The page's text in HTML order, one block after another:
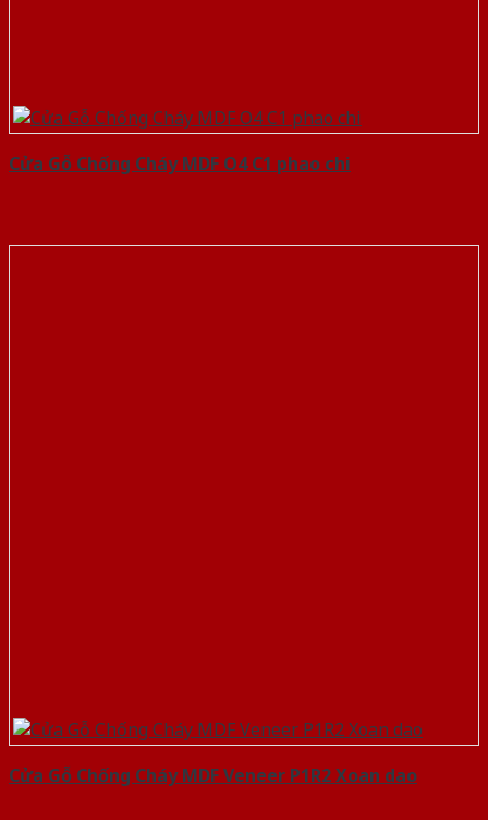
Cửa Gỗ Chống Cháy MDF O4 C1 phao chi
Cửa Gỗ Chống Cháy MDF Veneer P1R2 Xoan dao